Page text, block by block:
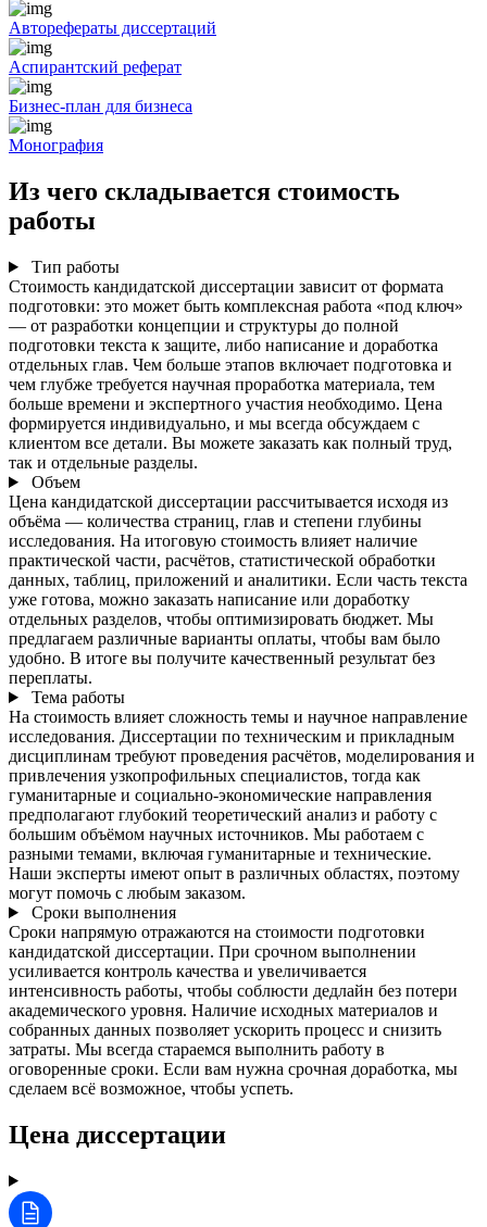
Авторефераты диссертаций
Аспирантский реферат
Бизнес-план для бизнеса
Монография
Из чего складывается стоимость
работы
Тип работы
Стоимость кандидатской диссертации зависит от формата
подготовки: это может быть комплексная работа «под ключ»
— от разработки концепции и структуры до полной
подготовки текста к защите, либо написание и доработка
отдельных глав. Чем больше этапов включает подготовка и
чем глубже требуется научная проработка материала, тем
больше времени и экспертного участия необходимо. Цена
формируется индивидуально, и мы всегда обсуждаем с
клиентом все детали. Вы можете заказать как полный труд,
так и отдельные разделы.
Объем
Цена кандидатской диссертации рассчитывается исходя из
объёма — количества страниц, глав и степени глубины
исследования. На итоговую стоимость влияет наличие
практической части, расчётов, статистической обработки
данных, таблиц, приложений и аналитики. Если часть текста
уже готова, можно заказать написание или доработку
отдельных разделов, чтобы оптимизировать бюджет. Мы
предлагаем различные варианты оплаты, чтобы вам было
удобно. В итоге вы получите качественный результат без
переплаты.
Тема работы
На стоимость влияет сложность темы и научное направление
исследования. Диссертации по техническим и прикладным
дисциплинам требуют проведения расчётов, моделирования и
привлечения узкопрофильных специалистов, тогда как
гуманитарные и социально-экономические направления
предполагают глубокий теоретический анализ и работу с
большим объёмом научных источников. Мы работаем с
разными темами, включая гуманитарные и технические.
Наши эксперты имеют опыт в различных областях, поэтому
могут помочь с любым заказом.
Сроки выполнения
Сроки напрямую отражаются на стоимости подготовки
кандидатской диссертации. При срочном выполнении
усиливается контроль качества и увеличивается
интенсивность работы, чтобы соблюсти дедлайн без потери
академического уровня. Наличие исходных материалов и
собранных данных позволяет ускорить процесс и снизить
затраты. Мы всегда стараемся выполнить работу в
оговоренные сроки. Если вам нужна срочная доработка, мы
сделаем всё возможное, чтобы успеть.
Цена диссертации